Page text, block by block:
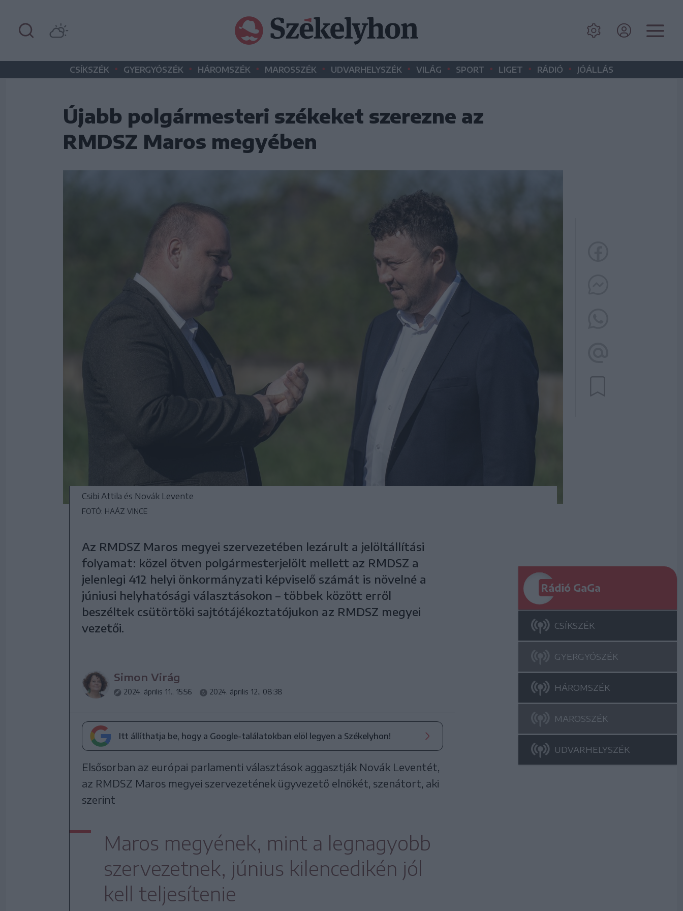
CSÍKSZÉK • GYERGYÓSZÉK • HÁROMSZÉK • MAROSSZÉK • UDVARHELYSZÉK • VILÁG • SPORT • LIGET • RÁDIÓ • JÓÁLLÁS
Újabb polgármesteri székeket szerezne az
RMDSZ Maros megyében
Csibi Attila és Novák Levente
FOTÓ: HAÁZ VINCE
Az RMDSZ Maros megyei szervezetében lezárult a jelöltállítási
folyamat: közel ötven polgármesterjelölt mellett az RMDSZ a
jelenlegi 412 helyi önkormányzati képviselő számát is növelné a
júniusi helyhatósági választásokon – többek között erről
beszéltek csütörtöki sajtótájékoztatójukon az RMDSZ megyei
vezetői.
Simon Virág
2024. április 11., 15:56 2024. április 12., 08:38
Itt állíthatja be, hogy a Google-találatokban elöl legyen a Székelyhon!
Elsősorban az európai parlamenti választások aggasztják Novák Leventét,
az RMDSZ Maros megyei szervezetének ügyvezető elnökét, szenátort, aki
szerint
Maros megyének, mint a legnagyobb
szervezetnek, június kilencedikén jól
kell teljesítenie
Rádió GaGa
CSÍKSZÉK
GYERGYÓSZÉK
HÁROMSZÉK
MAROSSZÉK
UDVARHELYSZÉK